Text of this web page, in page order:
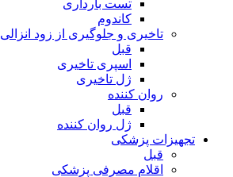
تست بارداری
کاندوم
تاخیری و جلوگیری از زود انزالی
قبل
اسپری تاخیری
ژل تاخیری
روان کننده
قبل
ژل روان کننده
تجهیزات پزشکی
قبل
اقلام مصرفی پزشکی